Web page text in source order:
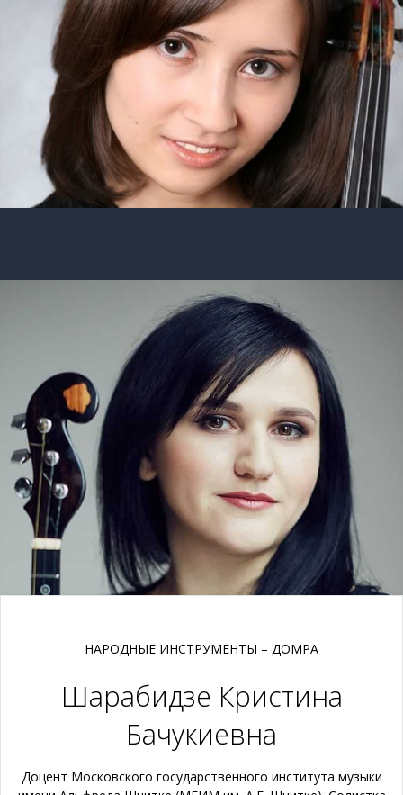
НАРОДНЫЕ ИНСТРУМЕНТЫ – ДОМРА
Шарабидзе Кристина
Бачукиевна
Доцент Московского государственного института музыки